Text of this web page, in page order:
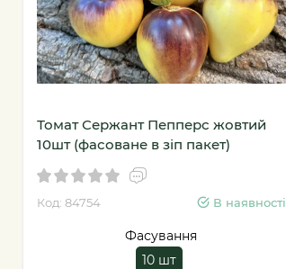
Томат Сержант Пепперс жовтий
10шт (фасоване в зіп пакет)
Код: 84754 В наявності
Фасування
10 шт